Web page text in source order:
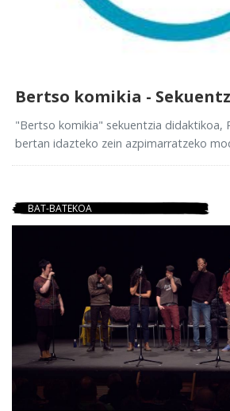
Bertso komikia -
"Bertso komikia" sekuentzia didaktikoa,
bertan idazteko zein azpimarratzeko
BAT-BATEKOA